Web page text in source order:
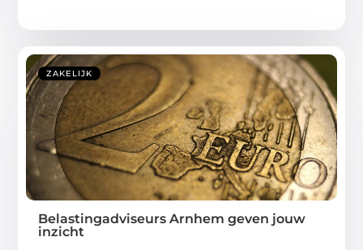
ZAKELIJK
Belastingadviseurs Arnhem geven jouw
inzicht